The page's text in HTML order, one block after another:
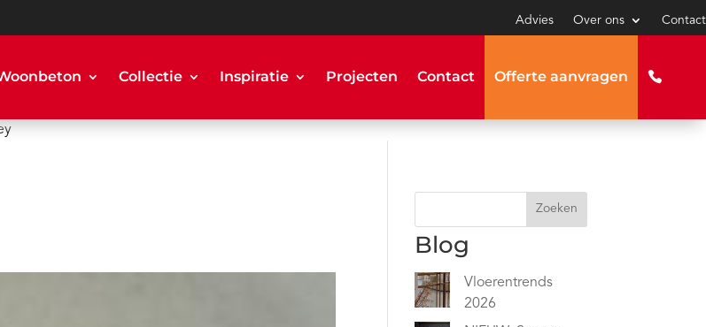
Advies Over ons Contact
Collectie Inspiratie Projecten Contact Offerte aanvragen
Zoeken
Blog
Vloerentrends
2026